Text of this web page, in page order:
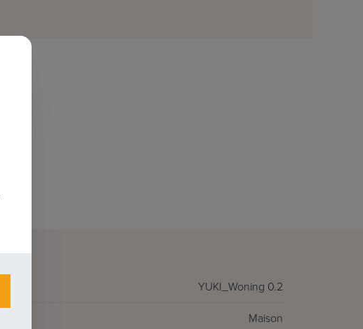
YUKI_Woning 0.2
Maison